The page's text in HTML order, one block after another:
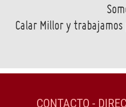
Calar Millor y
CONTACTO -